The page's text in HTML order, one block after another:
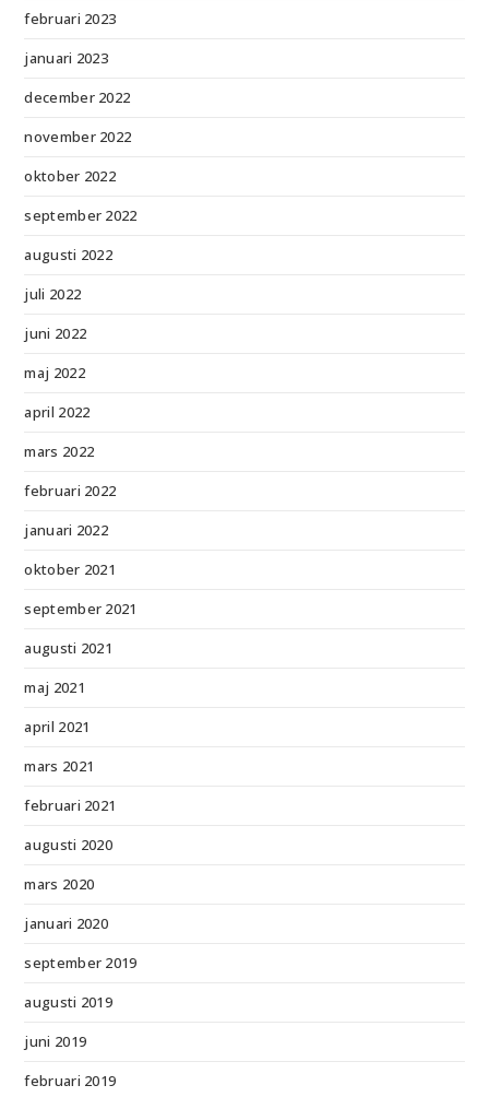
februari 2023
januari 2023
december 2022
november 2022
oktober 2022
september 2022
augusti 2022
juli 2022
juni 2022
maj 2022
april 2022
mars 2022
februari 2022
januari 2022
oktober 2021
september 2021
augusti 2021
maj 2021
april 2021
mars 2021
februari 2021
augusti 2020
mars 2020
januari 2020
september 2019
augusti 2019
juni 2019
februari 2019